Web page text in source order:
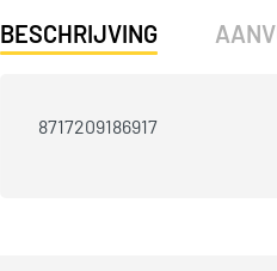
BESCHRIJVING
8717209186917